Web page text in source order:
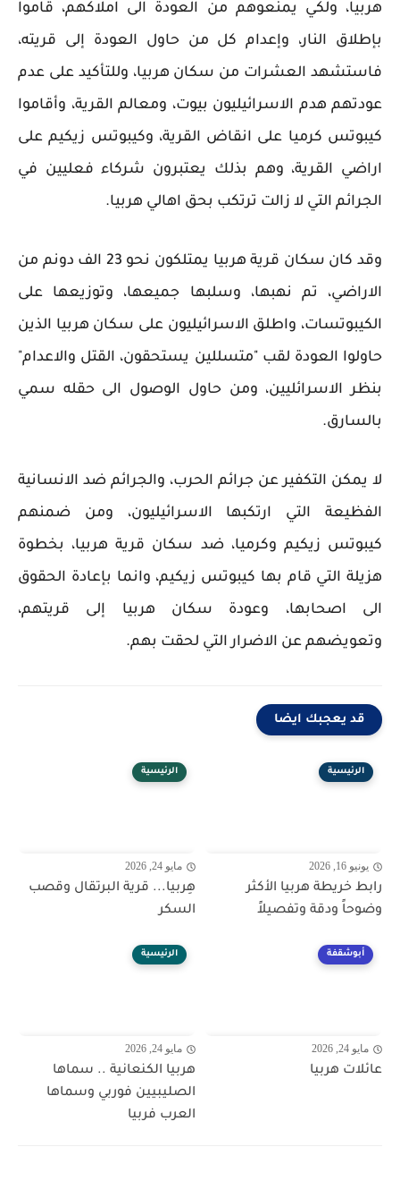
هربيا، ولكي يمنعوهم من العودة الى املاكهم، قاموا
بإطلاق النار، وإعدام كل من حاول العودة إلى قريته،
فاستشهد العشرات من سكان هربيا، وللتأكيد على عدم
عودتهم هدم الاسرائيليون بيوت، ومعالم القرية، وأقاموا
كيبوتس كرميا على انقاض القرية، وكيبوتس زيكيم على
اراضي القرية، وهم بذلك يعتبرون شركاء فعليين في
الجرائم التي لا زالت ترتكب بحق اهالي هربيا.
وقد كان سكان قرية هربيا يمتلكون نحو 23 الف دونم من
الاراضي، تم نهبها، وسلبها جميعها، وتوزيعها على
الكيبوتسات، واطلق الاسرائيليون على سكان هربيا الذين
حاولوا العودة لقب "متسللين يستحقون، القتل والاعدام"
بنظر الاسرائليين، ومن حاول الوصول الى حقله سمي
بالسارق.
لا يمكن التكفير عن جرائم الحرب، والجرائم ضد الانسانية
الفظيعة التي ارتكبها الاسرائيليون، ومن ضمنهم
كيبوتس زيكيم وكرميا، ضد سكان قرية هربيا، بخطوة
هزيلة التي قام بها كيبوتس زيكيم، وانما بإعادة الحقوق
الى اصحابها، وعودة سكان هربيا إلى قريتهم،
وتعويضهم عن الاضرار التي لحقت بهم.
قد يعجبك ايضا
الرئيسية
يونيو 16, 2026
رابط خريطة هربيا الأكثر
وضوحاً ودقة وتفصيلاً
الرئيسية
مايو 24, 2026
هِربيا... قرية البرتقال وقصب
السكر
أبوشقفة
مايو 24, 2026
عائلات هربيا
الرئيسية
مايو 24, 2026
هربيا الكنعانية .. سماها
الصليبيين فوربي وسماها
العرب فربيا